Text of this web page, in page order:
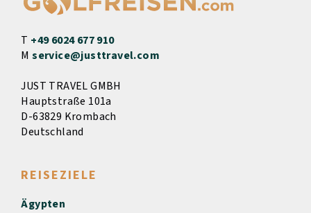
T +49 6024 677 910
Mservice@justtravel.com
JUST TRAVEL GMBH
Hauptstraße 101a
D-63829 Krombach
Deutschland
REISEZIELE
Ägypten